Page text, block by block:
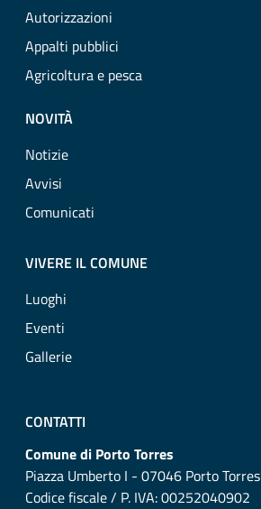
Autorizzazioni
Appalti pubblici
Agricoltura e pesca
NOVITÀ
Notizie
Avvisi
Comunicati
VIVERE IL COMUNE
Luoghi
Eventi
Gallerie
CONTATTI
Comune di Porto Torres
Piazza Umberto I - 07046 Porto Torres
Codice fiscale / P. IVA: 00252040902